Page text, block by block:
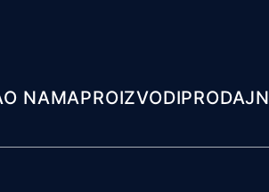
O NAMAPROIZVODI